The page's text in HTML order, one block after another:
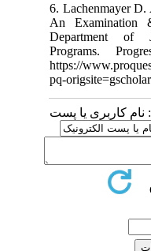
6. Lachenmayer
An
Department of
Programs.
https://
pq-
کاربری یا پست